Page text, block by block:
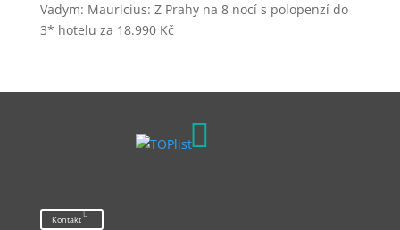
Vadym: Mauricius: Z Prahy na 8 nocí s polopenzí do
3* hotelu za 18.990 Kč

Kontakt